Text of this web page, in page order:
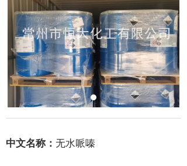
中文名称： 无水哌嗪